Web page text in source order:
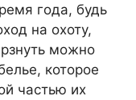
года, будь
на охоту,
можно
которое
частью их